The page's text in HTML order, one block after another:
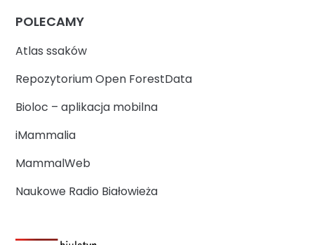
POLECAMY
Atlas ssaków
Repozytorium Open ForestData
Bioloc – aplikacja mobilna
iMammalia
MammalWeb
Naukowe Radio Białowieża